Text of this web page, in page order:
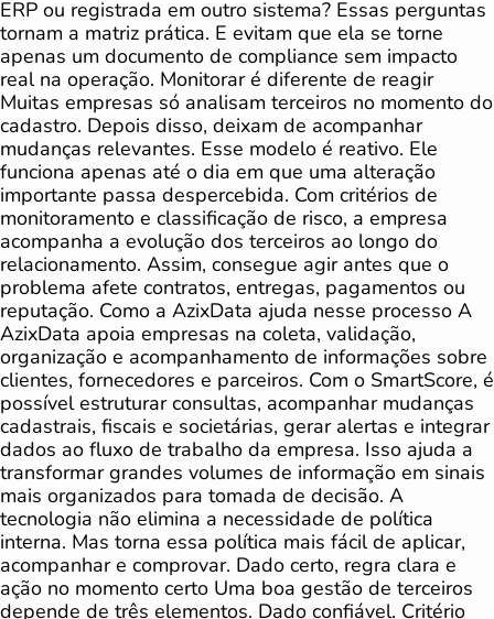
ERP ou registrada em outro sistema? Essas perguntas
tornam a matriz prática. E evitam que ela se torne
apenas um documento de compliance sem impacto
real na operação. Monitorar é diferente de reagir
Muitas empresas só analisam terceiros no momento do
cadastro. Depois disso, deixam de acompanhar
mudanças relevantes. Esse modelo é reativo. Ele
funciona apenas até o dia em que uma alteração
importante passa despercebida. Com critérios de
monitoramento e classificação de risco, a empresa
acompanha a evolução dos terceiros ao longo do
relacionamento. Assim, consegue agir antes que o
problema afete contratos, entregas, pagamentos ou
reputação. Como a AzixData ajuda nesse processo A
AzixData apoia empresas na coleta, validação,
organização e acompanhamento de informações sobre
clientes, fornecedores e parceiros. Com o SmartScore, é
possível estruturar consultas, acompanhar mudanças
cadastrais, fiscais e societárias, gerar alertas e integrar
dados ao fluxo de trabalho da empresa. Isso ajuda a
transformar grandes volumes de informação em sinais
mais organizados para tomada de decisão. A
tecnologia não elimina a necessidade de política
interna. Mas torna essa política mais fácil de aplicar,
acompanhar e comprovar. Dado certo, regra clara e
ação no momento certo Uma boa gestão de terceiros
depende de três elementos. Dado confiável. Critério